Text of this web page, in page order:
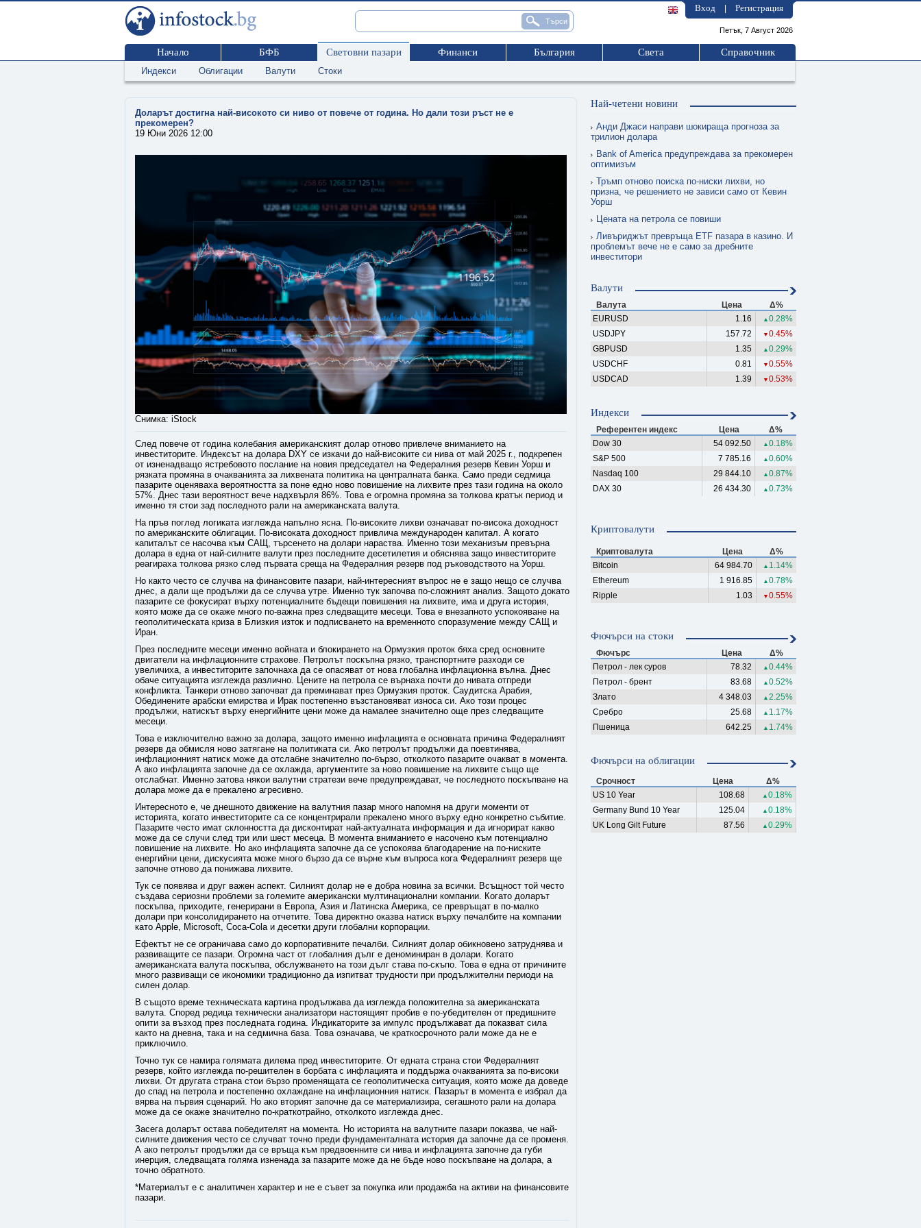
Вход Регистрация
Петък, 7 Август 2026
Начало БФБ Световни пазари Финанси България Света Справочник
Индекси Облигации Валути Стоки
Доларът достигна най-високото си ниво от повече от година. Но дали този ръст не е
прекомерен?
19 Юни 2026 12:00
Снимка: iStock
След повече от година колебания американският долар отново привлече вниманието на
инвеститорите. Индексът на долара DXY се изкачи до най-високите си нива от май 2025 г., подкрепен
от изненадващо ястребовото послание на новия председател на Федералния резерв Кевин Уорш и
рязката промяна в очакванията за лихвената политика на централната банка. Само преди седмица
пазарите оценяваха вероятността за поне едно ново повишение на лихвите през тази година на около
57%. Днес тази вероятност вече надхвърля 86%. Това е огромна промяна за толкова кратък период и
именно тя стои зад последното рали на американската валута.
На пръв поглед логиката изглежда напълно ясна. По-високите лихви означават по-висока доходност
по американските облигации. По-високата доходност привлича международен капитал. А когато
капиталът се насочва към САЩ, търсенето на долари нараства. Именно този механизъм превърна
долара в една от най-силните валути през последните десетилетия и обяснява защо инвеститорите
реагираха толкова рязко след първата среща на Федералния резерв под ръководството на Уорш.
Но както често се случва на финансовите пазари, най-интересният въпрос не е защо нещо се случва
днес, а дали ще продължи да се случва утре. Именно тук започва по-сложният анализ. Защото докато
пазарите се фокусират върху потенциалните бъдещи повишения на лихвите, има и друга история,
която може да се окаже много по-важна през следващите месеци. Това е внезапното успокояване на
геополитическата криза в Близкия изток и подписването на временното споразумение между САЩ и
Иран.
През последните месеци именно войната и блокирането на Ормузкия проток бяха сред основните
двигатели на инфлационните страхове. Петролът поскъпна рязко, транспортните разходи се
увеличиха, а инвеститорите започнаха да се опасяват от нова глобална инфлационна вълна. Днес
обаче ситуацията изглежда различно. Цените на петрола се върнаха почти до нивата отпреди
конфликта. Танкери отново започват да преминават през Ормузкия проток. Саудитска Арабия,
Обединените арабски емирства и Ирак постепенно възстановяват износа си. Ако този процес
продължи, натискът върху енергийните цени може да намалее значително още през следващите
месеци.
Това е изключително важно за долара, защото именно инфлацията е основната причина Федералният
резерв да обмисля ново затягане на политиката си. Ако петролът продължи да поевтинява,
инфлационният натиск може да отслабне значително по-бързо, отколкото пазарите очакват в момента.
А ако инфлацията започне да се охлажда, аргументите за ново повишение на лихвите също ще
отслабнат. Именно затова някои валутни стратези вече предупреждават, че последното поскъпване на
долара може да е прекалено агресивно.
Интересното е, че днешното движение на валутния пазар много напомня на други моменти от
историята, когато инвеститорите са се концентрирали прекалено много върху едно конкретно събитие.
Пазарите често имат склонността да дисконтират най-актуалната информация и да игнорират какво
може да се случи след три или шест месеца. В момента вниманието е насочено към потенциално
повишение на лихвите. Но ако инфлацията започне да се успокоява благодарение на по-ниските
енергийни цени, дискусията може много бързо да се върне към въпроса кога Федералният резерв ще
започне отново да понижава лихвите.
Тук се появява и друг важен аспект. Силният долар не е добра новина за всички. Всъщност той често
създава сериозни проблеми за големите американски мултинационални компании. Когато доларът
поскъпва, приходите, генерирани в Европа, Азия и Латинска Америка, се превръщат в по-малко
долари при консолидирането на отчетите. Това директно оказва натиск върху печалбите на компании
като Apple, Microsoft, Coca-Cola и десетки други глобални корпорации.
Ефектът не се ограничава само до корпоративните печалби. Силният долар обикновено затруднява и
развиващите се пазари. Огромна част от глобалния дълг е деноминиран в долари. Когато
американската валута поскъпва, обслужването на този дълг става по-скъпо. Това е една от причините
много развиващи се икономики традиционно да изпитват трудности при продължителни периоди на
силен долар.
В същото време техническата картина продължава да изглежда положителна за американската
валута. Според редица технически анализатори настоящият пробив е по-убедителен от предишните
опити за възход през последната година. Индикаторите за импулс продължават да показват сила
както на дневна, така и на седмична база. Това означава, че краткосрочното рали може да не е
приключило.
Точно тук се намира голямата дилема пред инвеститорите. От едната страна стои Федералният
резерв, който изглежда по-решителен в борбата с инфлацията и поддържа очакванията за по-високи
лихви. От другата страна стои бързо променящата се геополитическа ситуация, която може да доведе
до спад на петрола и постепенно охлаждане на инфлационния натиск. Пазарът в момента е избрал да
вярва на първия сценарий. Но ако вторият започне да се материализира, сегашното рали на долара
може да се окаже значително по-краткотрайно, отколкото изглежда днес.
Засега доларът остава победителят на момента. Но историята на валутните пазари показва, че най-
силните движения често се случват точно преди фундаменталната история да започне да се променя.
А ако петролът продължи да се връща към предвоенните си нива и инфлацията започне да губи
инерция, следващата голяма изненада за пазарите може да не бъде ново поскъпване на долара, а
точно обратното.
*Материалът е с аналитичен характер и не е съвет за покупка или продажба на активи на финансовите
пазари.
Най-четени новини
Анди Джаси направи шокираща прогноза за
трилион долара
Bank of America предупреждава за прекомерен
оптимизъм
Тръмп отново поиска по-ниски лихви, но
призна, че решението не зависи само от Кевин
Уорш
Цената на петрола се повиши
Ливъриджът превръща ETF пазара в казино. И
проблемът вече не е само за дребните
инвеститори
Валути
Валута Цена
Δ%
EURUSD
1.16 ▲ 0.28%
USDJPY
157.72 ▼ 0.45%
GBPUSD
1.35 ▲ 0.29%
USDCHF
0.81 ▼ 0.55%
USDCAD
1.39 ▼ 0.53%
Индекси
Референтен индекс Цена
Δ%
Dow 30
54 092.50 ▲ 0.18%
S&P 500
7 785.16 ▲ 0.60%
Nasdaq 100
29 844.10 ▲ 0.87%
DAX 30
26 434.30 ▲ 0.73%
Криптовалути
Криптовалута Цена
Δ%
Bitcoin
64 984.70 ▲ 1.14%
Ethereum
1 916.85 ▲ 0.78%
Ripple
1.03 ▼ 0.55%
Фючърси на стоки
Фючърс Цена
Δ%
Петрол - лек суров
78.32 ▲ 0.44%
Петрол - брент
83.68 ▲ 0.52%
Злато
4 348.03 ▲ 2.25%
Сребро
25.68 ▲ 1.17%
Пшеница
642.25 ▲ 1.74%
Фючърси на облигации
Срочност Цена
Δ%
US 10 Year
108.68 ▲ 0.18%
Germany Bund 10 Year
125.04 ▲ 0.18%
UK Long Gilt Future
87.56 ▲ 0.29%